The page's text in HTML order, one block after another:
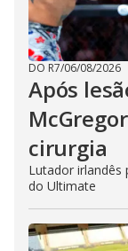
DO R7/06/08/2026
Após
cirurgia
Lutador irlandês
do Ultimate